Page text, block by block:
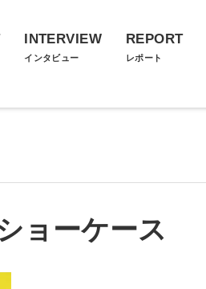
INTERVIEW
インタビュー
REPORT
レポート
ョーケース